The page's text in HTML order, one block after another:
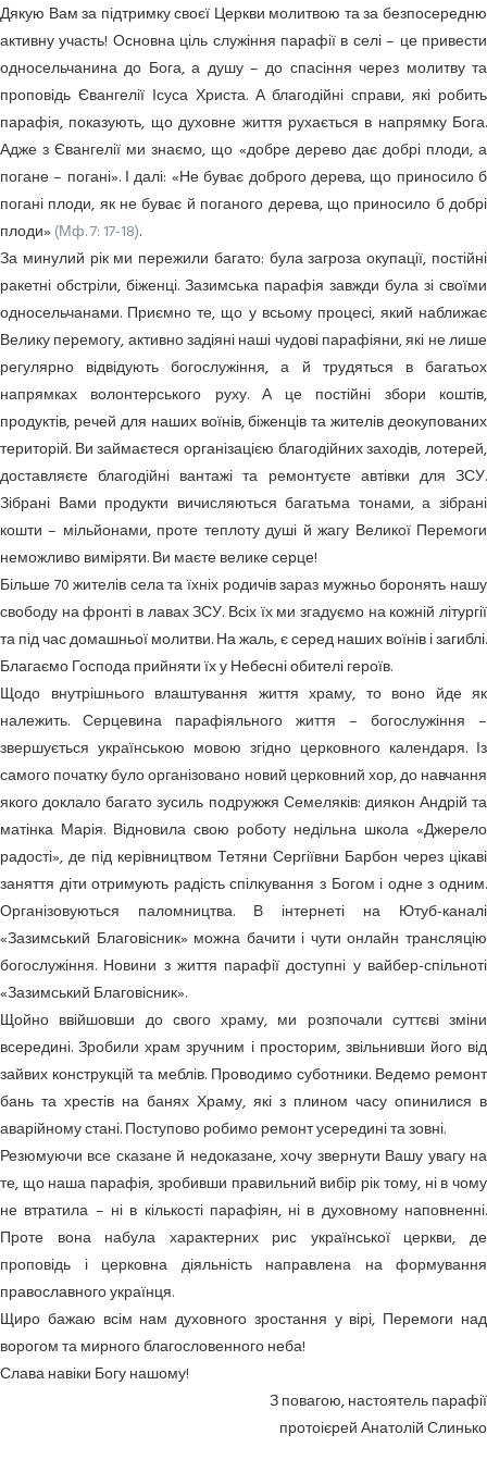
Дякую Вам за підтримку своєї Церкви молитвою та за безпосередню
активну участь! Основна ціль служіння парафії в селі – це привести
односельчанина до Бога, а душу – до спасіння через молитву та
проповідь Євангелії Ісуса Христа. А благодійні справи, які робить
парафія, показують, що духовне життя рухається в напрямку Бога.
Адже з Євангелії ми знаємо, що «добре дерево дає добрі плоди, а
погане – погані». І далі: «Не буває доброго дерева, що приносило б
погані плоди, як не буває й поганого дерева, що приносило б добрі
плоди» (Мф. 7: 17-18).
За минулий рік ми пережили багато: була загроза окупації, постійні
ракетні обстріли, біженці. Зазимська парафія завжди була зі своїми
односельчанами. Приємно те, що у всьому процесі, який наближає
Велику перемогу, активно задіяні наші чудові парафіяни, які не лише
регулярно відвідують богослужіння, а й трудяться в багатьох
напрямках волонтерського руху. А це постійні збори коштів,
продуктів, речей для наших воїнів, біженців та жителів деокупованих
територій. Ви займаєтеся організацією благодійних заходів, лотерей,
доставляєте благодійні вантажі та ремонтуєте автівки для ЗСУ.
Зібрані Вами продукти вичисляються багатьма тонами, а зібрані
кошти – мільйонами, проте теплоту душі й жагу Великої Перемоги
неможливо виміряти. Ви маєте велике серце!
Більше 70 жителів села та їхніх родичів зараз мужньо боронять нашу
свободу на фронті в лавах ЗСУ. Всіх їх ми згадуємо на кожній літургії
та під час домашньої молитви. На жаль, є серед наших воїнів і загиблі.
Благаємо Господа прийняти їх у Небесні обителі героїв.
Щодо внутрішнього влаштування життя храму, то воно йде як
належить. Серцевина парафіяльного життя – богослужіння –
звершується українською мовою згідно церковного календаря. Із
самого початку було організовано новий церковний хор, до навчання
якого доклало багато зусиль подружжя Семеляків: диякон Андрій та
матінка Марія. Відновила свою роботу недільна школа «Джерело
радості», де під керівництвом Тетяни Сергіївни Барбон через цікаві
заняття діти отримують радість спілкування з Богом і одне з одним.
Організовуються паломництва. В інтернеті на Ютуб-каналі
«Зазимський Благовісник» можна бачити і чути онлайн трансляцію
богослужіння. Новини з життя парафії доступні у вайбер-спільноті
«Зазимський Благовісник».
Щойно ввійшовши до свого храму, ми розпочали суттєві зміни
всередині. Зробили храм зручним і просторим, звільнивши його від
зайвих конструкцій та меблів. Проводимо суботники. Ведемо ремонт
бань та хрестів на банях Храму, які з плином часу опинилися в
аварійному стані. Поступово робимо ремонт усередині та зовні.
Резюмуючи все сказане й недоказане, хочу звернути Вашу увагу на
те, що наша парафія, зробивши правильний вибір рік тому, ні в чому
не втратила – ні в кількості парафіян, ні в духовному наповненні.
Проте вона набула характерних рис української церкви, де
проповідь і церковна діяльність направлена на формування
православного українця.
Щиро бажаю всім нам духовного зростання у вірі, Перемоги над
ворогом та мирного благословенного неба!
Слава навіки Богу нашому!
З повагою, настоятель парафії
протоієрей Анатолій Слинько